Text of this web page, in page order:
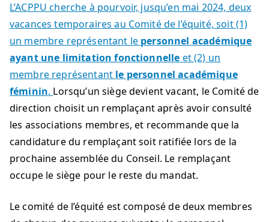
L’ACPPU cherche à pourvoir, jusqu’en mai 2024, deux
vacances temporaires au Comité de l’équité, soit (1)
un membre représentant le personnel académique
ayant une limitation fonctionnelle et (2) un
membre représentant le personnel académique
féminin. Lorsqu’un siège devient vacant, le Comité de
direction choisit un remplaçant après avoir consulté
les associations membres, et recommande que la
candidature du remplaçant soit ratifiée lors de la
prochaine assemblée du Conseil. Le remplaçant
occupe le siège pour le reste du mandat.
Le comité de l’équité est composé de deux membres